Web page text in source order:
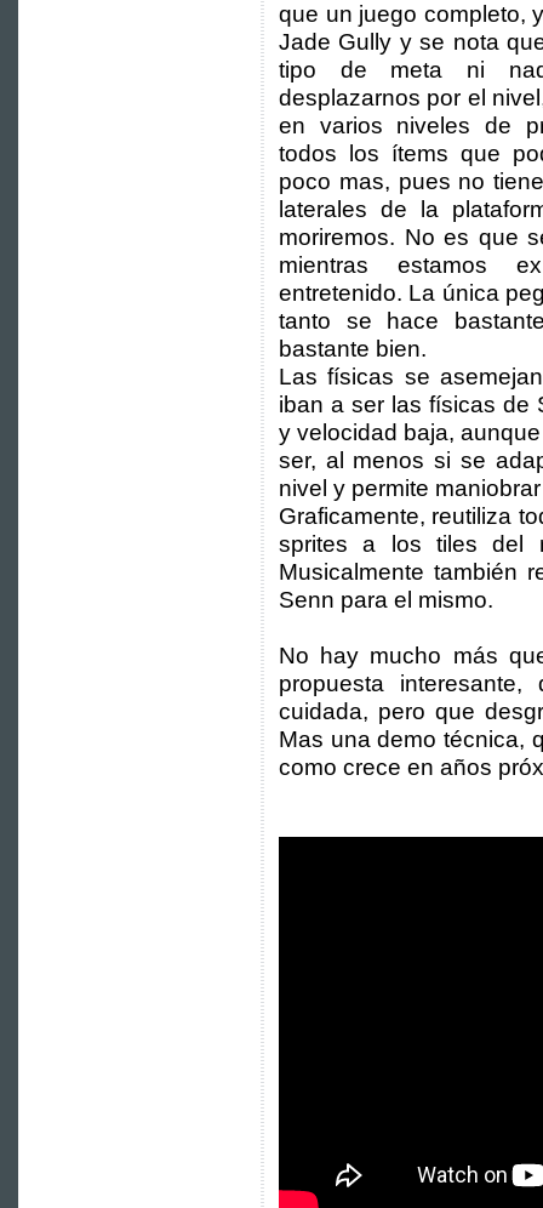
que un juego completo,
Jade Gully y se nota
tipo de meta ni
desplazarnos por el
en varios niveles de
todos los ítems que
poco mas, pues no
laterales de la
moriremos. No es que
mientras estamos
entretenido. La única
tanto se hace
bastante bien.
Las físicas se
iban a ser las físicas de
y velocidad baja,
ser, al menos si se
nivel y permite
Graficamente, reutiliza
sprites a los tiles del
Musicalmente también
Senn para el mismo.
No hay mucho más
propuesta
cuidada, pero que
Mas una demo técnica,
como crece en años